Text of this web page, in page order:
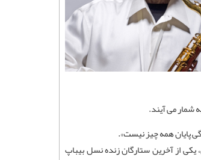
پایان همه‌ چیز نیست».
و دیگران، یکی از آخرین ستارگان زنده نسل بیباپ